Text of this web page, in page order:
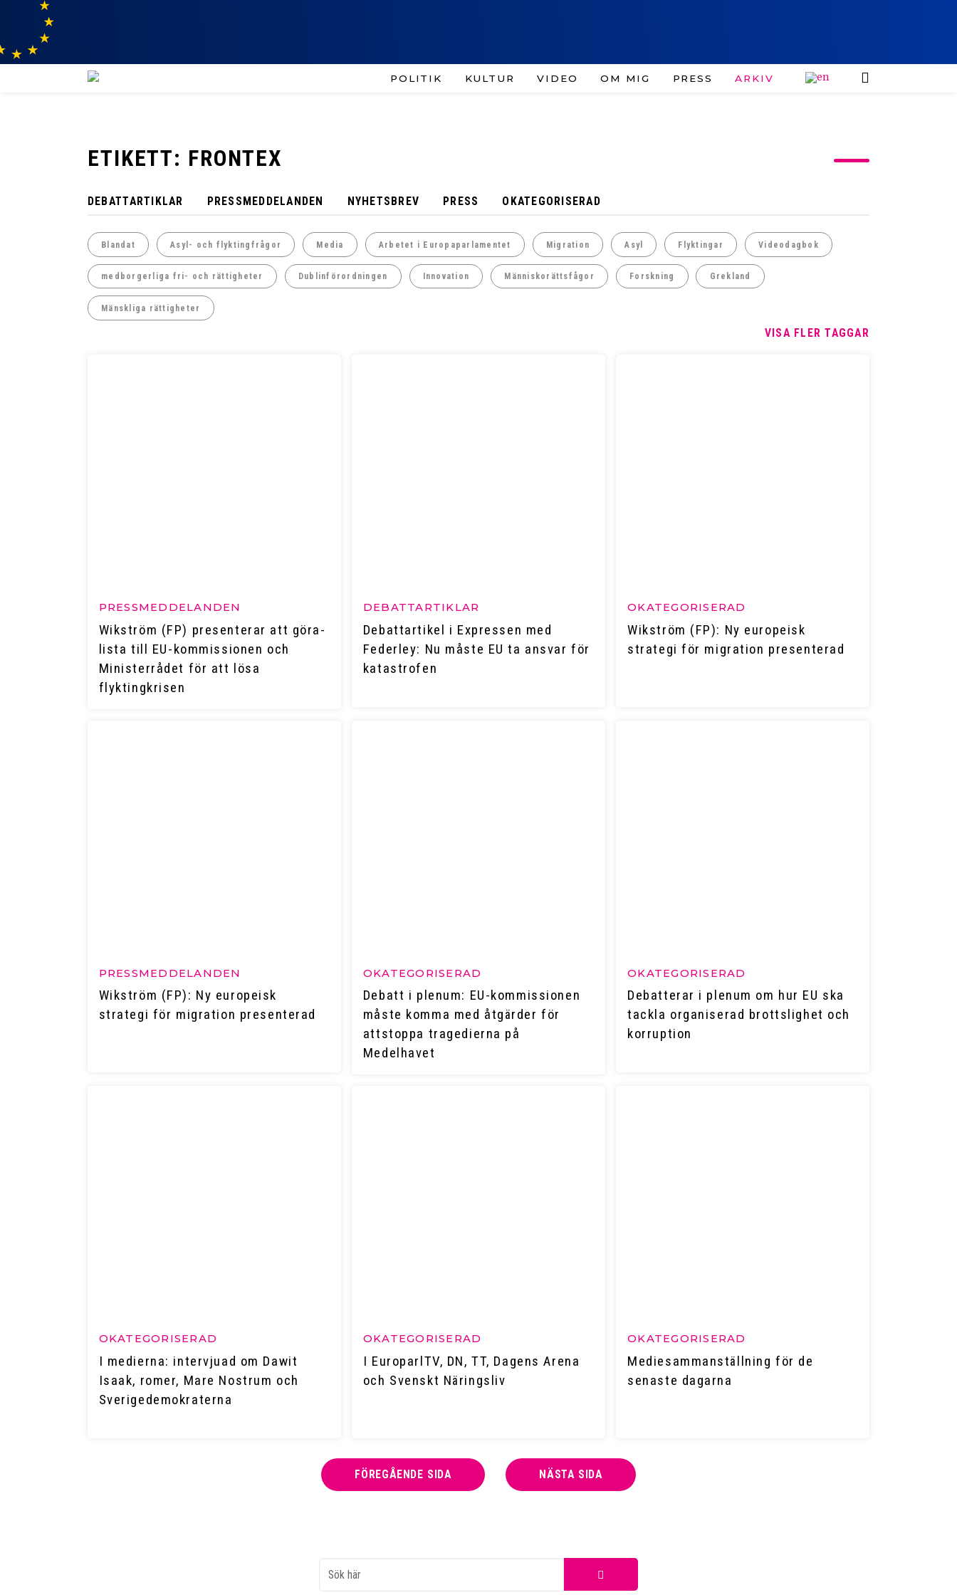
POLITIK KULTUR VIDEO OM MIG PRESS ARKIV
ETIKETT: FRONTEX
DEBATTARTIKLAR PRESSMEDDELANDEN NYHETSBREV PRESS OKATEGORISERAD
Blandat Asyl- och flyktingfrågor Media Arbetet i Europaparlamentet Migration Asyl Flyktingar Videodagbok
medborgerliga fri- och rättigheter Dublinförordningen Innovation Människorättsfågor Forskning Grekland
Mänskliga rättigheter
VISA FLER TAGGAR
PRESSMEDDELANDEN
Wikström (FP) presenterar att göra-
lista till EU-kommissionen och
Ministerrådet för att lösa
flyktingkrisen
DEBATTARTIKLAR
Debattartikel i Expressen med
Federley: Nu måste EU ta ansvar för
katastrofen
OKATEGORISERAD
Wikström (FP): Ny europeisk
strategi för migration presenterad
PRESSMEDDELANDEN
Wikström (FP): Ny europeisk
strategi för migration presenterad
OKATEGORISERAD
Debatt i plenum: EU-kommissionen
måste komma med åtgärder för
attstoppa tragedierna på
Medelhavet
OKATEGORISERAD
Debatterar i plenum om hur EU ska
tackla organiserad brottslighet och
korruption
OKATEGORISERAD
I medierna: intervjuad om Dawit
Isaak, romer, Mare Nostrum och
Sverigedemokraterna
OKATEGORISERAD
I EuroparlTV, DN, TT, Dagens Arena
och Svenskt Näringsliv
OKATEGORISERAD
Mediesammanställning för de
senaste dagarna
FÖREGÅENDE SIDA NÄSTA SIDA